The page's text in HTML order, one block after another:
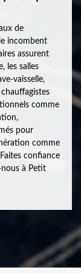
de
incombent
assurent
les salles
vaisselle,
comme
pour
comme
confiance
à Petit